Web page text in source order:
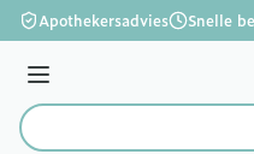
Ga naar de inhoud
Apothekersadvies Snelle
Menu
Product, merk,